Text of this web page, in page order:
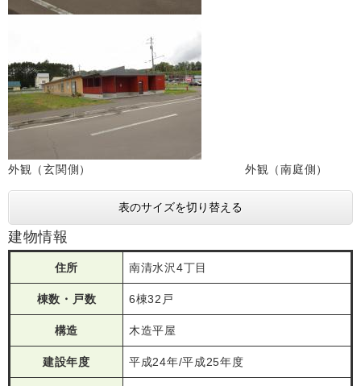
外観（玄関側） 外観（南庭側）
表のサイズを切り替える
建物情報
住所 南清水沢4丁目
棟数・戸数 6棟32戸
構造 木造平屋
建設年度 平成24年/平成25年度